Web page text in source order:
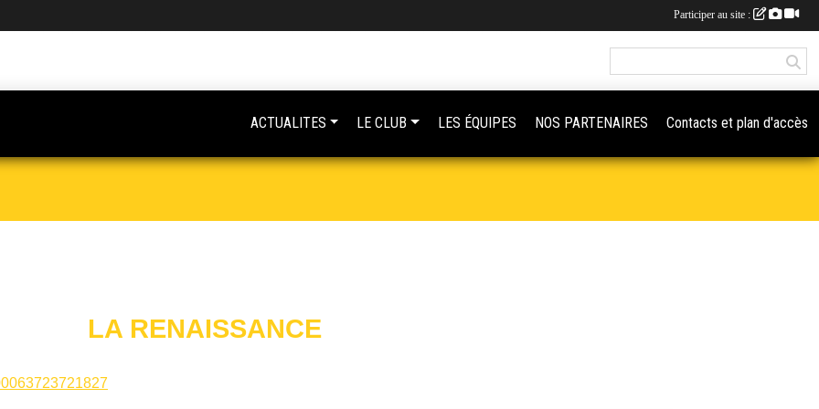
LA RENAISSANCE
ACTUALITES LE CLUB LES ÉQUIPES NOS PARTENAIRES Contacts et plan d'accès
Participer au site :